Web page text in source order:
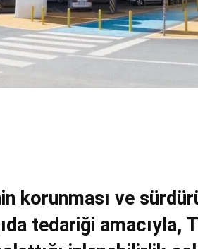
korunması ve
tedariği amacıyla,